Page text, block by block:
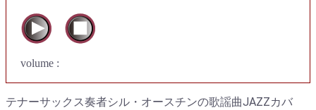
volume :
テナーサックス奏者シル・オースチンの歌謡曲JAZZカバ